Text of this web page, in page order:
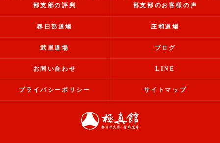
部支部の評判
部支部のお客様の声
春日部道場 庄和道場
武里道場 ブログ
お問い合わせ LINE
プライバシーポリシー サイトマップ